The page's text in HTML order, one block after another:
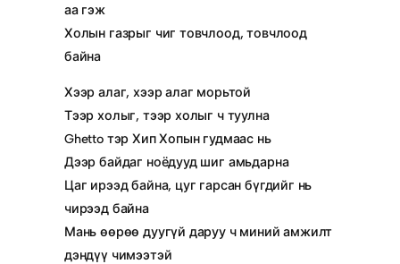
аа гэж
Холын газрыг чиг товчлоод, товчлоод
байна
Хээр алаг, хээр алаг морьтой
Тээр холыг, тээр холыг ч туулна
Ghetto тэр Хип Хопын гудмаас нь
Дээр байдаг ноёдууд шиг амьдарна
Цаг ирээд байна, цуг гарсан бүгдийг нь
чирээд байна
Мань өөрөө дуугүй даруу ч миний амжилт
дэндүү чимээтэй